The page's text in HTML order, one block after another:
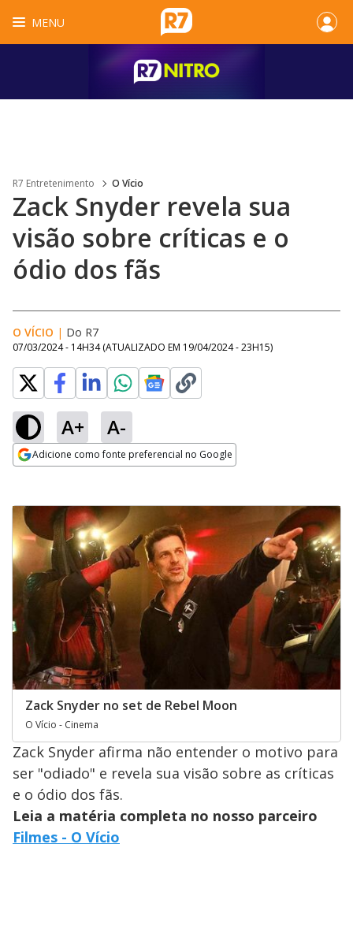
MENU
R7 Entretenimento O Vício
Zack Snyder revela sua
visão sobre críticas e o
ódio dos fãs
O VÍCIO | Do R7
07/03/2024 - 14H34 (ATUALIZADO EM 19/04/2024 - 23H15)
A+ A-
Adicione como fonte preferencial no Google
Zack Snyder no set de Rebel Moon
O Vício - Cinema
Zack Snyder afirma não entender o motivo para
ser "odiado" e revela sua visão sobre as críticas
e o ódio dos fãs.
Leia a matéria completa no nosso parceiro
Filmes - O Vício